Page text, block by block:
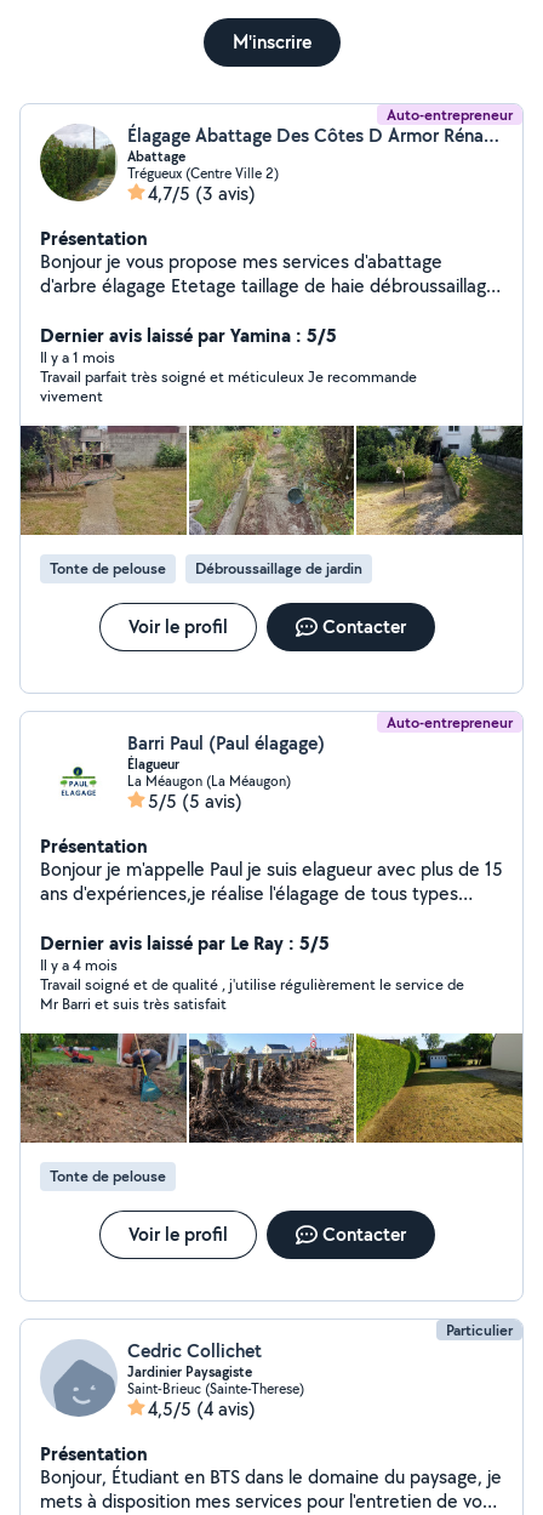
M'inscrire
Auto-entrepreneur
Élagage Abattage Des Côtes D Armor Rénaldo (espace vert)
Abattage
Trégueux (Centre Ville 2)
4,7/5 (3 avis)
Présentation
Bonjour je vous propose mes services d'abattage
d'arbre élagage Etetage taillage de haie débroussaillage
pas à me contacter je fais aussi facilité de paiement
mon devis est gratuit et sans engagement je me
déplace à environ 80 km de Trégueux
Dernier avis laissé par Yamina : 5/5
Il y a 1 mois
Travail parfait très soigné et méticuleux Je recommande
vivement
Tonte de pelouse Débroussaillage de jardin
Voir le profil Contacter
Auto-entrepreneur
Barri Paul (Paul élagage)
Élagueur
La Méaugon (La Méaugon)
5/5 (5 avis)
Présentation
Bonjour je m'appelle Paul je suis elagueur avec plus de 15
ans d'expériences,je réalise l'élagage de tous types
haie , dessouchage pose de pelouse et clôture. Chaque
prestation et couverte par une assurance responsabilité
civile. Garantissant la tranquillité de mes clients .
Dernier avis laissé par Le Ray : 5/5
Il y a 4 mois
Travail soigné et de qualité , j'utilise régulièrement le service de
Mr Barri et suis très satisfait
Tonte de pelouse
Voir le profil Contacter
Particulier
Cedric Collichet
Jardinier Paysagiste
Saint-Brieuc (Sainte-Therese)
4,5/5 (4 avis)
Présentation
Bonjour, Étudiant en BTS dans le domaine du paysage, je
mets à disposition mes services pour l'entretien de vos